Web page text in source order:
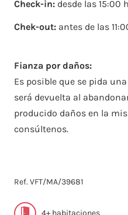
Check-in: desde las 15:00
Chek-out: antes de las
Fianza por daños:
Es posible que se pida
será devuelta al
producido daños en la
consúltenos.
Ref. VFT/MA/39681